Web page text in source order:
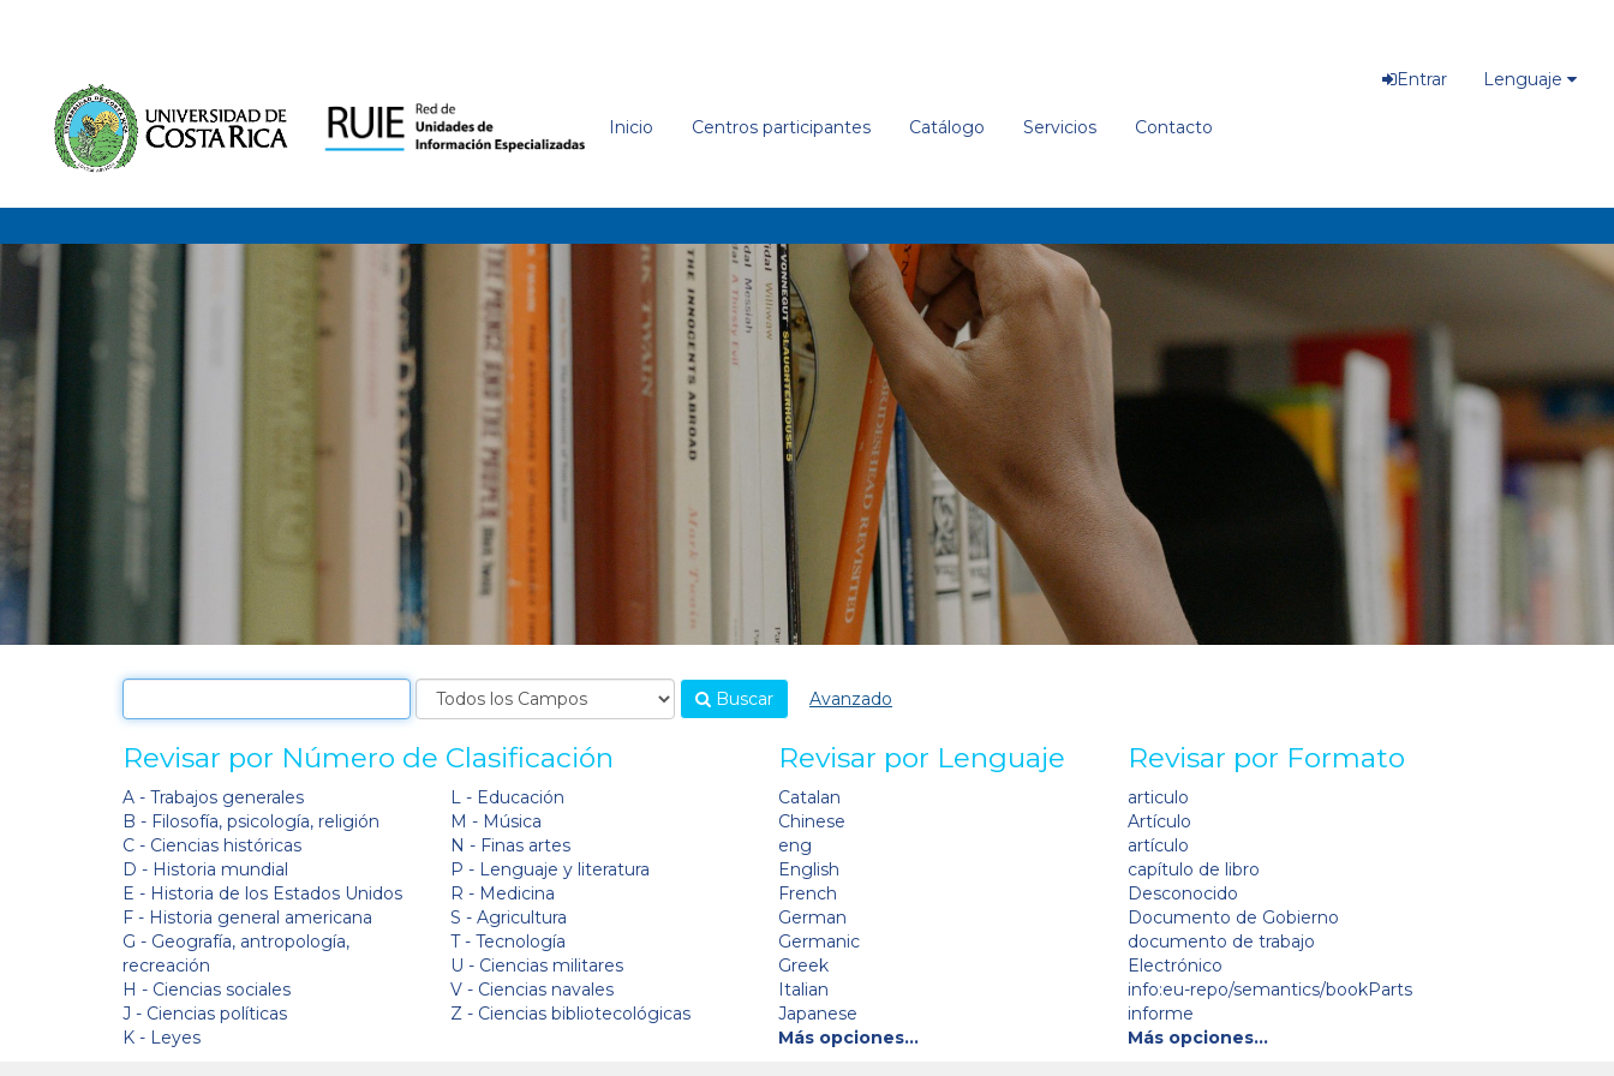
Inicio Centros participantes Catálogo Servicios Contacto
Entrar Lenguaje
Buscar Avanzado
Revisar por Número de Clasificación
A - Trabajos generales
B - Filosofía, psicología, religión
C - Ciencias históricas
D - Historia mundial
E - Historia de los Estados Unidos
F - Historia general americana
G - Geografía, antropología,
recreación
H - Ciencias sociales
J - Ciencias políticas
K - Leyes
L - Educación
M - Música
N - Finas artes
P - Lenguaje y literatura
R - Medicina
S - Agricultura
T - Tecnología
U - Ciencias militares
V - Ciencias navales
Z - Ciencias bibliotecológicas
Revisar por Lenguaje
Catalan
Chinese
eng
English
French
German
Germanic
Greek
Italian
Japanese
Más opciones…
Revisar por Formato
articulo
Artículo
artículo
capítulo de libro
Desconocido
Documento de Gobierno
documento de trabajo
Electrónico
info:eu-repo/semantics/bookParts
informe
Más opciones…